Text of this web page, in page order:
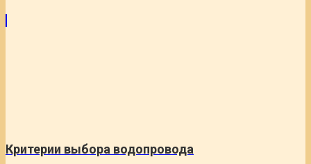
Критерии выбора водопровода